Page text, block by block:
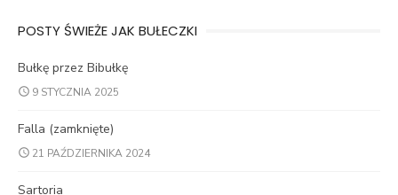
POSTY ŚWIEŻE JAK BUŁECZKI
Bułkę przez Bibułkę
9 STYCZNIA 2025
Falla (zamknięte)
21 PAŹDZIERNIKA 2024
Sartoria